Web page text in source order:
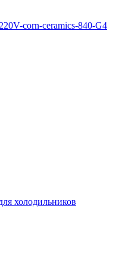
corn-ceramics-840-G4
холодильников